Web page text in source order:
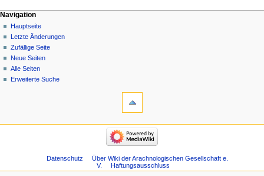
Navigation
Hauptseite
Letzte Änderungen
Zufällige Seite
Neue Seiten
Alle Seiten
Erweiterte Suche
Datenschutz
Über Wiki der Arachnologischen Gesellschaft e.
V.
Haftungsausschluss